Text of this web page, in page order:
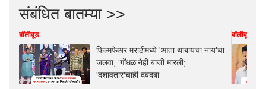
संबंधित बातम्या >>
बॉलीवूड
फिल्मफेअर मराठीमध्ये 'आता थांबायचा नाय'चा
जलवा, 'गोंधळ'नेही बाजी मारली;
'दशावतार'चाही दबदबा
बॉलीवूड